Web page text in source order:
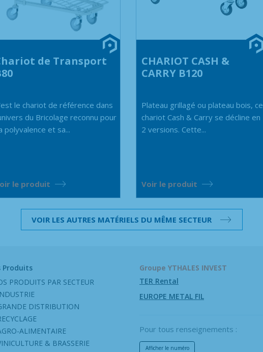
de Transport
le chariot de référence dans
du Bricolage reconnu pour
polyvalence et sa...
le produit
CHARIOT CASH &
CARRY B120
Plateau grillagé ou plateau bois, ce
chariot Cash & Carry se décline en
2 versions. Cette...
Voir le produit
VOIR LES AUTRES MATÉRIELS DU MÊME SECTEUR
Produits
PRODUITS PAR SECTEUR
DISTRIBUTION
ALIMENTAIRE
& BRASSERIE
Groupe YTHALES INVEST
TER Rental
EUROPE METAL FIL
Pour tous renseignements :
Afficher le numéro